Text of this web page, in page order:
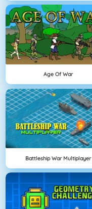
Age Of War
Battleship War Multiplayer